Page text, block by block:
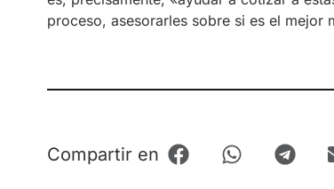
proceso, asesorarles sobre si es el mejor
Compartir en